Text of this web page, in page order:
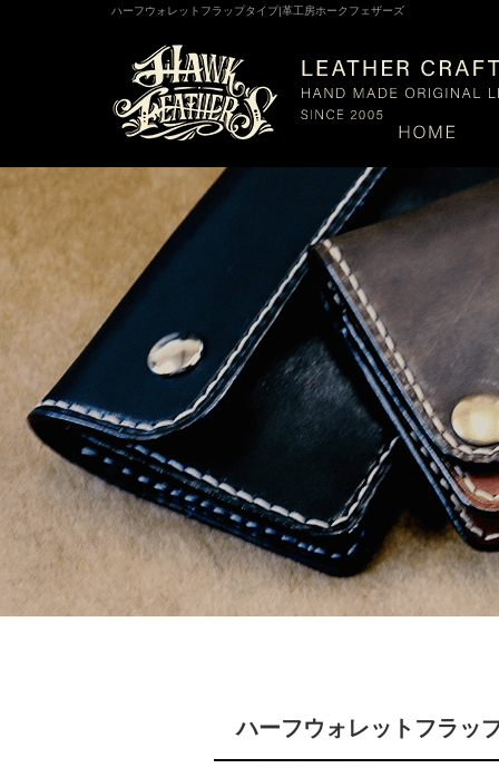
ハーフウォレットフラップタイプ|革工房ホークフェザーズ
ハーフウォレットフラッ